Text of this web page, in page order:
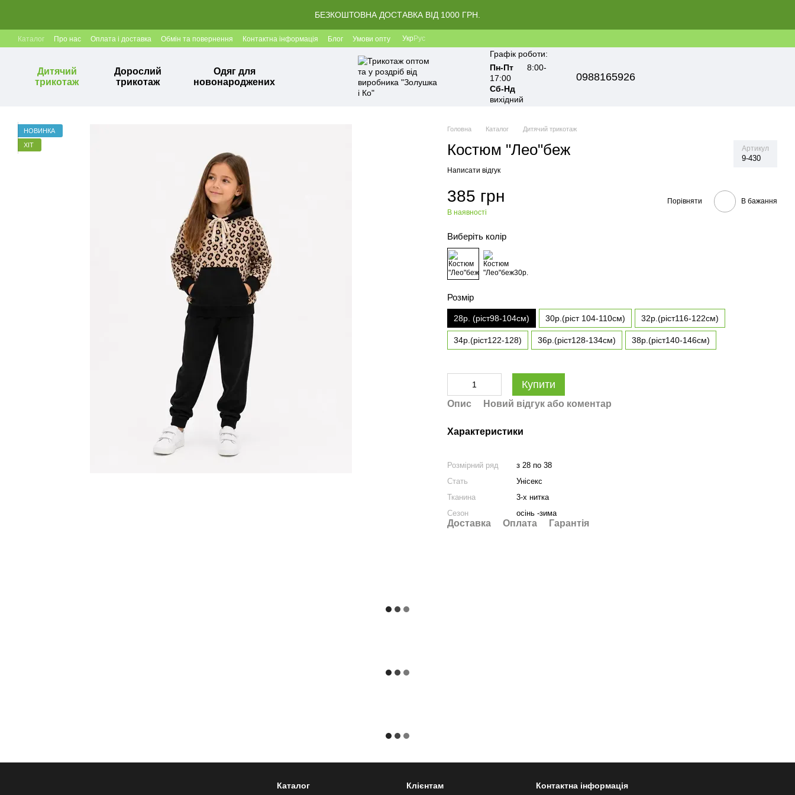
БЕЗКОШТОВНА ДОСТАВКА ВІД 1000 ГРН.
Каталог Про нас Оплата і доставка Обмін та повернення Контактна інформація Блог Умови опту Укр Рус
Дитячий
трикотаж
Дорослий
трикотаж
Одяг для
новонароджених
Графік роботи:
Пн-Пт
8:00-
17:00
Сб-Нд
вихідний
0988165926
НОВИНКА
ХІТ
Головна Каталог Дитячий трикотаж
Костюм "Лео"беж Артикул
9-430
Написати відгук
385 грн
В наявності
Порівняти В бажання
Виберіть колір
Розмір
28р. (ріст98-104см) 30р.(ріст 104-110см) 32р.(ріст116-122см)
34р.(ріст122-128) 36р.(ріст128-134см) 38р.(ріст140-146см)
Купити
Опис Новий відгук або коментар
Характеристики
Розмірний ряд
з 28 по 38
Стать
Унісекс
Тканина
3-х нитка
Сезон
осінь -зима
Доставка Оплата Гарантія
Каталог Клієнтам Контактна інформація